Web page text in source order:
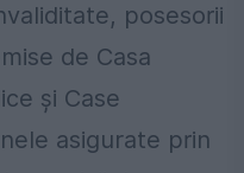
posesorii
de Casa
şi Case
asigurate prin